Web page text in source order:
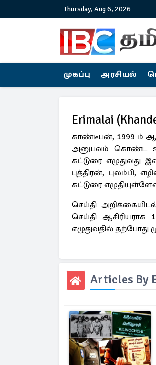
Thursday, Aug 6, 2026
முகப்பு அரசியல்
Erimalai
காண்டீபன், 1999 ம்
அனுபவம் கொண்ட
கட்டுரை எழுதுவது
புத்திரன், புலம்பி,
கட்டுரை
செய்தி
செய்தி
எழுதுவதில் தற்போது
Articles By